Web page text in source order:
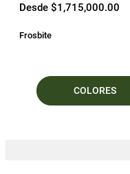
Desde $1,715,000.00
Frosbite
COLORES